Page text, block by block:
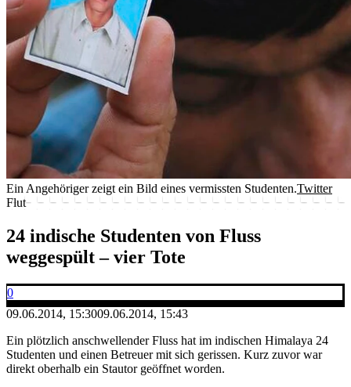
Ein Angehöriger zeigt ein Bild eines vermissten Studenten.Twitter
Flut
24 indische Studenten von Fluss
weggespült – vier Tote
0
09.06.2014, 15:3009.06.2014, 15:43
Ein plötzlich anschwellender Fluss hat im indischen Himalaya 24
Studenten und einen Betreuer mit sich gerissen. Kurz zuvor war
direkt oberhalb ein Stautor geöffnet worden.